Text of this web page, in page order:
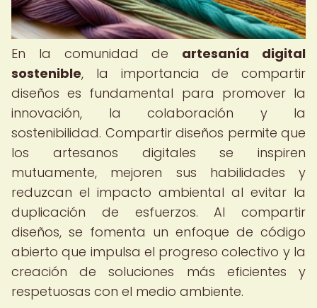
En la comunidad de artesanía digital
sostenible, la importancia de compartir
diseños es fundamental para promover la
innovación, la colaboración y la
sostenibilidad. Compartir diseños permite que
los artesanos digitales se inspiren
mutuamente, mejoren sus habilidades y
reduzcan el impacto ambiental al evitar la
duplicación de esfuerzos. Al compartir
diseños, se fomenta un enfoque de código
abierto que impulsa el progreso colectivo y la
creación de soluciones más eficientes y
respetuosas con el medio ambiente.